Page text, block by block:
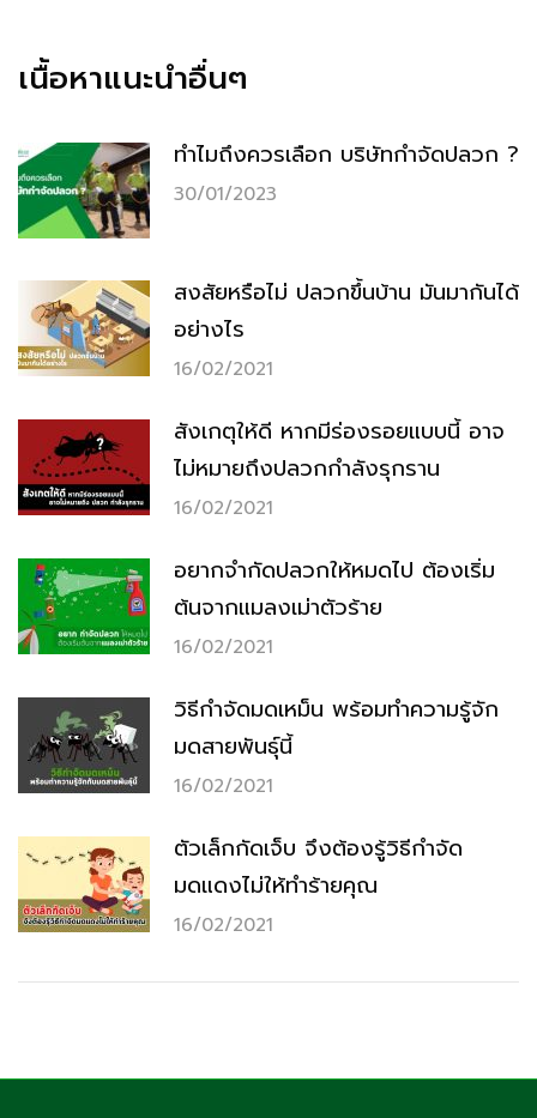
เนื้อหาแนะนำอื่นๆ
ทำไมถึงควรเลือก บริษัทกำจัดปลวก ?
30/01/2023
สงสัยหรือไม่ ปลวกขึ้นบ้าน มันมากันได้
อย่างไร
16/02/2021
สังเกตุให้ดี หากมีร่องรอยแบบนี้ อาจ
ไม่หมายถึงปลวกกำลังรุกราน
16/02/2021
อยากจำกัดปลวกให้หมดไป ต้องเริ่ม
ต้นจากแมลงเม่าตัวร้าย
16/02/2021
วิธีกำจัดมดเหม็น พร้อมทำความรู้จัก
มดสายพันธ์ุนี้
16/02/2021
ตัวเล็กกัดเจ็บ จึงต้องรู้วิธีกำจัด
มดแดงไม่ให้ทำร้ายคุณ
16/02/2021